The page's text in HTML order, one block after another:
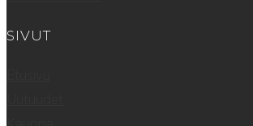
SIVUT